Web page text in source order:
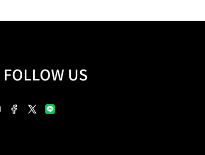
FOLLOW US
InstagramFacebook
Twitter